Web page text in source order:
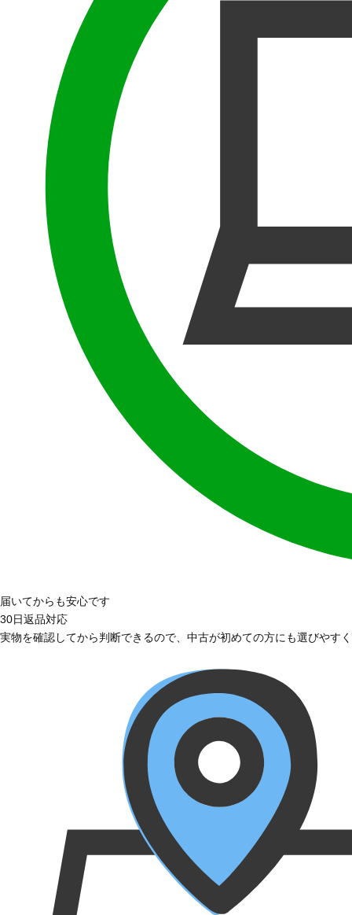
届いてからも安心です
30日返品対応
実物を確認してから判断できるので、中古が初めての方にも選びやす